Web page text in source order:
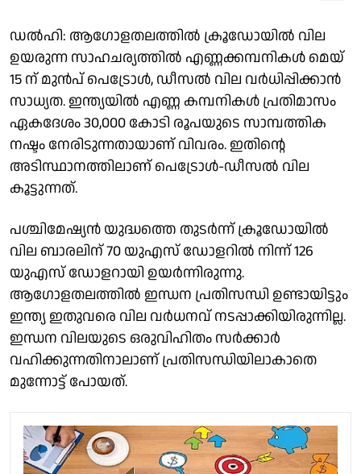
ഡൽഹി: ആഗോളതലത്തിൽ ക്രൂഡോയിൽ വില
ഉയരുന്ന സാഹചര്യത്തിൽ എണ്ണക്കമ്പനികൾ മെയ്
15 ന് മുൻപ് പെട്രോൾ, ഡീസൽ വില വർധിപ്പിക്കാൻ
സാധ്യത. ഇന്ത്യയിൽ എണ്ണ കമ്പനികൾ പ്രതിമാസം
ഏകദേശം 30,000 കോടി രൂപയുടെ സാമ്പത്തിക
നഷ്ടം നേരിടുന്നതായാണ് വിവരം. ഇതിൻ്റെ
അടിസ്ഥാനത്തിലാണ് പെട്രോൾ-ഡീസൽ വില
കൂട്ടുന്നത്.
പശ്ചിമേഷ്യൻ യുദ്ധത്തെ തുടർന്ന് ക്രൂഡോയിൽ
വില ബാരലിന് 70 യുഎസ് ഡോളറിൽ നിന്ന് 126
യുഎസ് ഡോളറായി ഉയർന്നിരുന്നു.
ആഗോളതലത്തിൽ ഇന്ധന പ്രതിസന്ധി ഉണ്ടായിട്ടും
ഇന്ത്യ ഇതുവരെ വില വർധനവ് നടപ്പാക്കിയിരുന്നില്ല.
ഇന്ധന വിലയുടെ ഒരുവിഹിതം സർക്കാർ
വഹിക്കുന്നതിനാലാണ് പ്രതിസന്ധിയിലാകാതെ
മുന്നോട്ട് പോയത്.